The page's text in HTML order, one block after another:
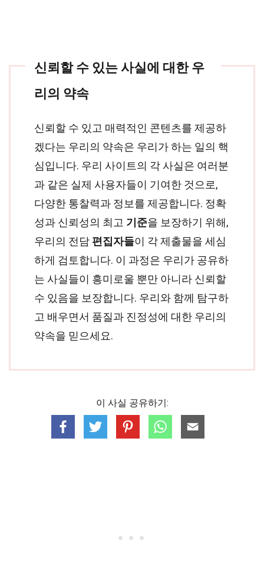
신뢰할 수 있는 사실에 대한 우
리의 약속
신뢰할 수 있고 매력적인 콘텐츠를 제공하
겠다는 우리의 약속은 우리가 하는 일의 핵
심입니다. 우리 사이트의 각 사실은 여러분
과 같은 실제 사용자들이 기여한 것으로,
다양한 통찰력과 정보를 제공합니다. 정확
성과 신뢰성의 최고 기준을 보장하기 위해,
우리의 전담 편집자들이 각 제출물을 세심
하게 검토합니다. 이 과정은 우리가 공유하
는 사실들이 흥미로울 뿐만 아니라 신뢰할
수 있음을 보장합니다. 우리와 함께 탐구하
고 배우면서 품질과 진정성에 대한 우리의
약속을 믿으세요.
이 사실 공유하기: